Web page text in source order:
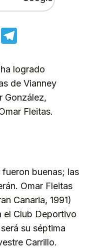
LinkedIn
logrado
de Vianney
González,
Fleitas.
buenas; las
Omar Fleitas
Canaria, 1991)
el Club Deportivo
su séptima
Carrillo.